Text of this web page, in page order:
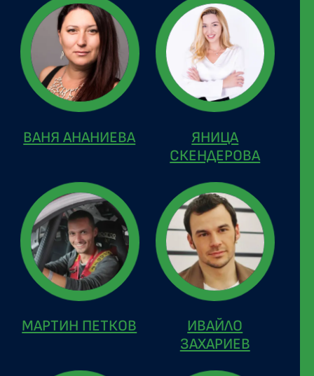
ВАНЯ АНАНИЕВА
ЯНИЦА
СКЕНДЕРОВА
МАРТИН ПЕТКОВ
ИВАЙЛО
ЗАХАРИЕВ